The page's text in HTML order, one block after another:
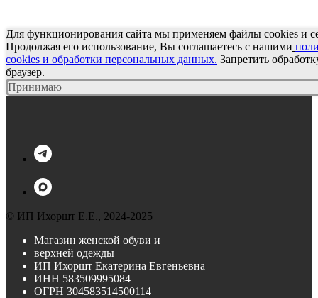
Для функционирования сайта мы применяем файлы cookies и
Продолжая его использование, Вы соглашаетесь с нашими
cookies и обработки персональных данных. Запретить
браузер.
Принимаю
© ИП Ихоршт Е.Е., 2024-2025
Магазин женской обуви и
верхней одежды
ИП Ихоршт Екатерина Евгеньевна
ИНН 583509995084
ОГРН 304583514500114